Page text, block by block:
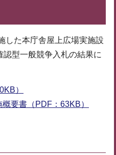
した本庁舎屋上広場実施設
型一般競争入札の結果に
）
要書（PDF：63KB）